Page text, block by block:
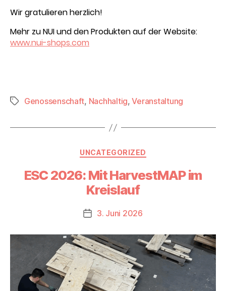
Wir gratulieren herzlich!
Mehr zu NUI und den Produkten auf der Website:
www.nui-shops.com
Schlagwörter
Genossenschaft, Nachhaltig,Veranstaltung
Kategorien
UNCATEGORIZED
ESC 2026: Mit HarvestMAP im
Kreislauf
Beitragsdatum
3. Juni 2026